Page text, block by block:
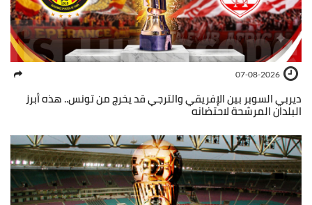
07-08-2026
ديربي السوبر بين الإفريقي والترجي قد يخرج من تونس.. هذه أبرز
البلدان المرشحة لاحتضانه